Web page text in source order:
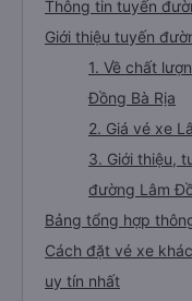
Thông tin tuyến
Giới thiệu tuyến
1. Về chất
Đồng Bà Rịa
2. Giá vé xe
3. Giới thiệu,
đường Lâm
Bảng tổng hợp
Cách đặt vé xe
uy tín nhất